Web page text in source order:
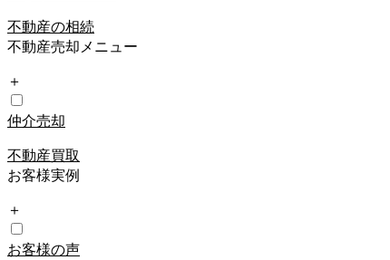
不動産の相続
不動産売却メニュー
＋
仲介売却
不動産買取
お客様実例
＋
お客様の声